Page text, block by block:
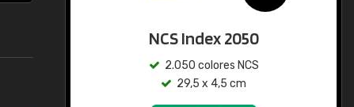
NCS Index 2050
2.050 colores NCS
29,5 x 4,5 cm